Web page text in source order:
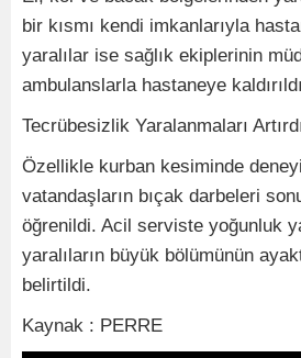
bir kısmı kendi imkanlarıyla
yaralılar ise sağlık ekiplerinin
ambulanslarla hastaneye
Tecrübesizlik Yaralanmaları Artırdı
Özellikle kurban kesiminde
vatandaşların bıçak darbeleri
öğrenildi. Acil serviste yoğunluk
yaralıların büyük bölümünün
belirtildi.
Kaynak : PERRE